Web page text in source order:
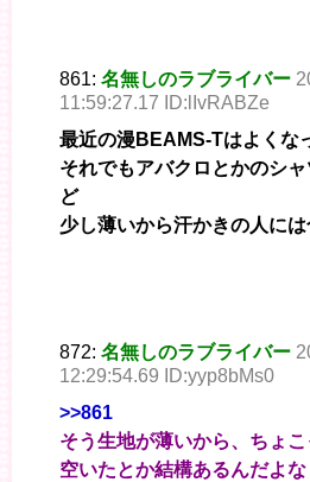
861: 名無しのラブライバー
11:59:27.17 ID:lIvRABZe
最近の漫BEAMS-Tはよくな
それでもアバクロとかのシ
ど
少し薄いから汗かきの人に
872: 名無しのラブライバー
12:29:54.69 ID:yyp8bMs0
>>861
そう生地が薄いから、ちょ
空いたとか結構あるんだよな